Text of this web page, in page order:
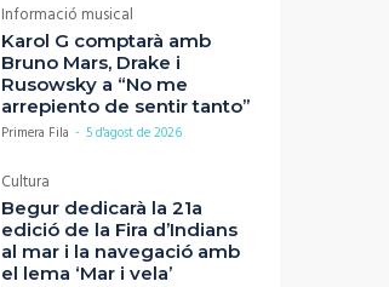
Informació musical
Karol G comptarà amb
Bruno Mars, Drake i
Rusowsky a “No me
arrepiento de sentir tanto”
Primera Fila - 5 d'agost de 2026
Cultura
Begur dedicarà la 21a
edició de la Fira d’Indians
al mar i la navegació amb
el lema ‘Mar i vela’